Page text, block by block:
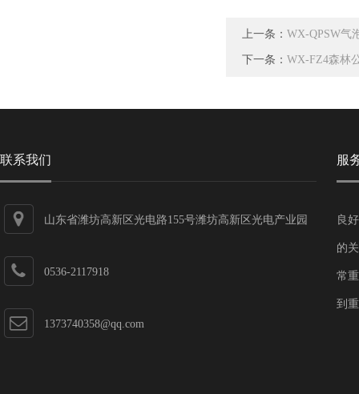
上一条： WX-QPSW气
下一条： WX-FZ4森林
联系我们
山东省潍坊高新区光电路155号潍坊高新区光电产业园
0536-2117918
1373740358@qq.com
服
良
的
常
到